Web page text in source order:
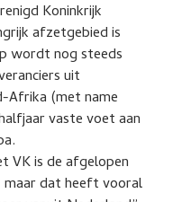
Koninkrijk
afzetgebied is
wordt nog steeds
uit
Afrika (met name
vaste voet aan
VK is de afgelopen
dat heeft vooral